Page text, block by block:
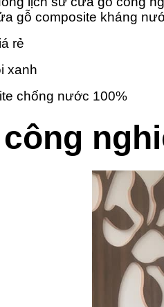
gỗ composite kháng
rẻ
xanh
chống nước 100%